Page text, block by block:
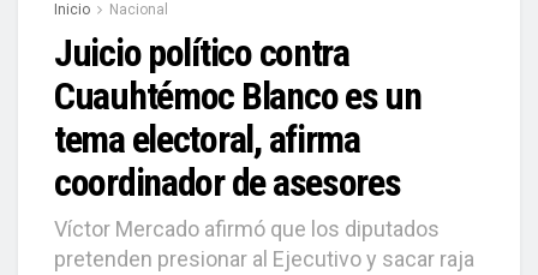
Inicio Nacional
Juicio político contra
Cuauhtémoc Blanco es un
tema electoral, afirma
coordinador de asesores
Víctor Mercado afirmó que los diputados
pretenden presionar al Ejecutivo y sacar raja